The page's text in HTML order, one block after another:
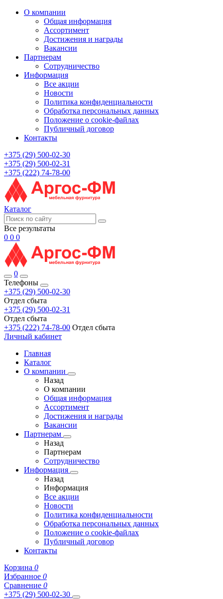
О компании
Общая информация
Ассортимент
Достижения и награды
Вакансии
Партнерам
Сотрудничество
Информация
Все акции
Новости
Политика конфиденциальности
Обработка персональных данных
Положение о cookie-файлах
Публичный договор
Контакты
+375 (29) 500-02-30
+375 (29) 500-02-31
+375 (222) 74-78-00
Каталог
Все результаты
0 0 0
0
Телефоны
+375 (29) 500-02-30
Отдел сбыта
+375 (29) 500-02-31
Отдел сбыта
+375 (222) 74-78-00 Отдел сбыта
Личный кабинет
Главная
Каталог
О компании
Назад
О компании
Общая информация
Ассортимент
Достижения и награды
Вакансии
Партнерам
Назад
Партнерам
Сотрудничество
Информация
Назад
Информация
Все акции
Новости
Политика конфиденциальности
Обработка персональных данных
Положение о cookie-файлах
Публичный договор
Контакты
Корзина 0
Избранное 0
Сравнение 0
+375 (29) 500-02-30